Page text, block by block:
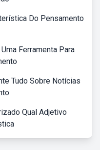
Do Pensamento
Ferramenta Para
Tudo Sobre Notícias
Qual Adjetivo